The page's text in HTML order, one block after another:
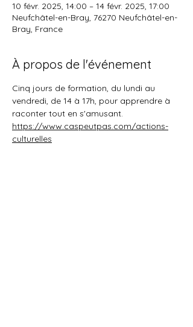
10 févr. 2025, 14:00 – 14 févr. 2025, 17:00
Neufchâtel-en-Bray, 76270 Neufchâtel-en-
Bray, France
À propos de l'événement
Cinq jours de formation, du lundi au
vendredi, de 14 à 17h, pour apprendre à
raconter tout en s'amusant.
https://www.caspeutpas.com/actions-
culturelles